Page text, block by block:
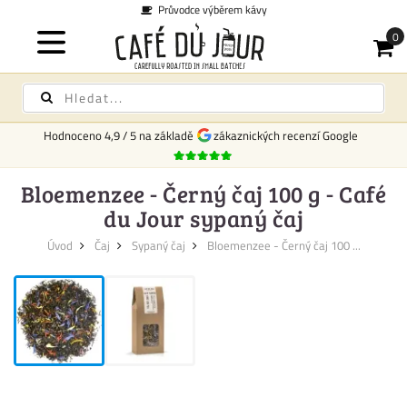
Průvodce výběrem kávy
Hodnoceno4,9/5 na základě zákaznických recenzí Google
Bloemenzee - Černý čaj 100 g - Café
du Jour sypaný čaj
Úvod Čaj Sypaný čaj Bloemenzee - Černý čaj 100 ...